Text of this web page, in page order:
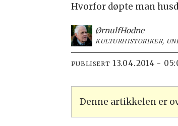
Hvorfor døpte man
ØrnulfHodne
KULTURHISTORIKER,
PUBLISERT 13.04.2014 -
Denne artikkelen er